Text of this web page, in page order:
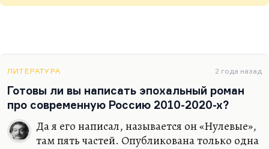
ЛИТЕРАТУРА 2 года назад
Готовы ли вы написать эпохальный роман
про современную Россию 2010-2020-х?
Да я его написал, называется он «Нулевые»,
там пять частей. Опубликована только одна